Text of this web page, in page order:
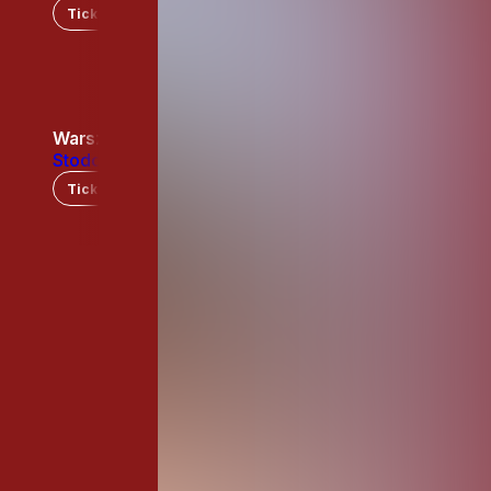
Tickets
Warszawa
Stodoła
Tickets